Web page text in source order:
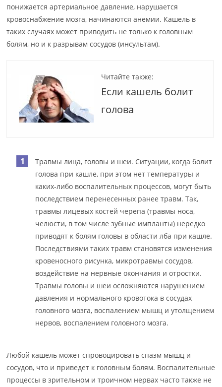
понижается артериальное давление, нарушается
кровоснабжение мозга, начинаются анемии. Кашель в
таких случаях может приводить не только к головным
болям, но и к разрывам сосудов (инсультам).
Читайте также:
Если кашель болит
голова
Травмы лица, головы и шеи. Ситуации, когда болит
голова при кашле, при этом нет температуры и
каких-либо воспалительных процессов, могут быть
последствием перенесенных ранее травм. Так,
травмы лицевых костей черепа (травмы носа,
челюсти, в том числе зубные импланты) нередко
приводят к болям головы в области лба при кашле.
Последствиями таких травм становятся изменения
кровеносного рисунка, микротравмы сосудов,
воздействие на нервные окончания и отростки.
Травмы головы и шеи осложняются нарушением
давления и нормального кровотока в сосудах
головного мозга, воспалением мышц и утолщением
нервов, воспалением головного мозга.
Любой кашель может спровоцировать спазм мышц и
сосудов, что и приведет к головным болям. Воспалительные
процессы в зрительном и троичном нервах часто также не